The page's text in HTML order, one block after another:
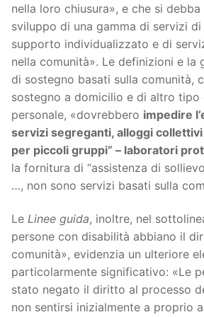
nella loro chiusura», e che si
sviluppo di una gamma di servizi
supporto individualizzato e di
nella comunità». Le definizioni e la
di sostegno basati sulla comunità,
sostegno a domicilio e di altro tipo
personale, «dovrebbero impedire
servizi segreganti, alloggi collettivi
per piccoli gruppi” – laboratori
la fornitura di “assistenza di
…, non sono servizi basati sulla
Le Linee guida, inoltre, nel
persone con disabilità abbiano il
comunità», evidenzia un ulteriore
particolarmente significativo: «Le
stato negato il diritto al processo
non sentirsi inizialmente a proprio